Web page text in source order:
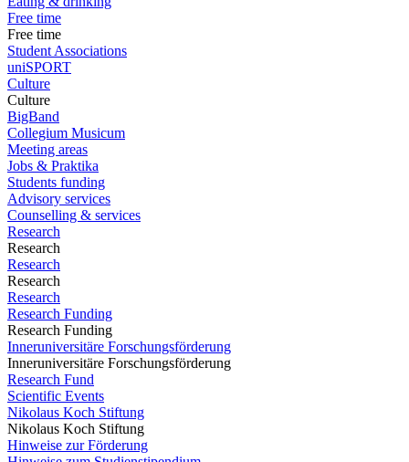
Free time
Free time
Student Associations
uniSPORT
Culture
Culture
BigBand
Collegium Musicum
Meeting areas
Jobs & Praktika
Students funding
Advisory services
Counselling & services
Research
Research
Research
Research
Research
Research Funding
Research Funding
Inneruniversitäre Forschungsförderung
Inneruniversitäre Forschungsförderung
Research Fund
Scientific Events
Nikolaus Koch Stiftung
Nikolaus Koch Stiftung
Hinweise zur Förderung